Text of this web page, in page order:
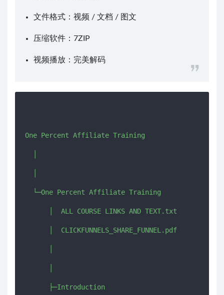
文件格式：视频 / 文档 / 图文
压缩软件： 7ZIP
视频播放： 完美解码
One Percent Affiliate Training
  └─One Percent Affiliate Training
      │  ALL COURSE LINKS AND TEXT.txt
      │  CLICKFUNNELS_SHARE_FUNNEL.pdf
      ├─Introduction